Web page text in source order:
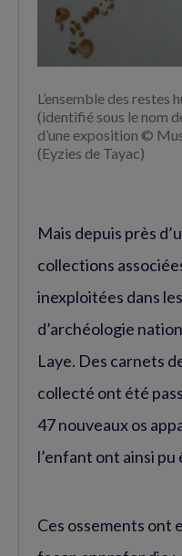
L’ensemble des restes
(identifié sous le nom
d’une exposition ©
(Eyzies de Tayac)
Mais depuis près
collections
inexploitées dans
d’archéologie
Laye. Des carnets
collecté ont été
47 nouveaux os
l’enfant ont ainsi
Ces ossements ont